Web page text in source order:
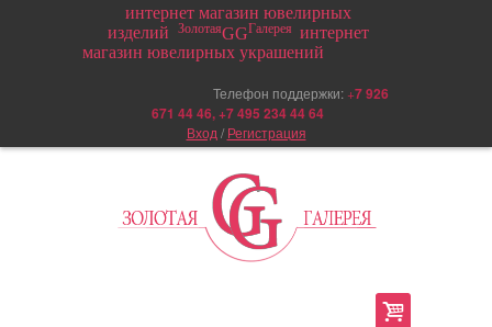
интернет магазин ювелирных
изделий
ЗолотаяGGГалерея интернет
магазин ювелирных украшений
Телефон поддержки: +7 926
671 44 46, +7 495 234 44 64
Вход / Регистрация